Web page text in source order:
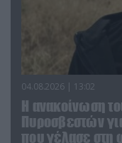
04.08.2026 | 13:02
Η ανακοίνωση
Πυροσβεστών
που γέλασε στη